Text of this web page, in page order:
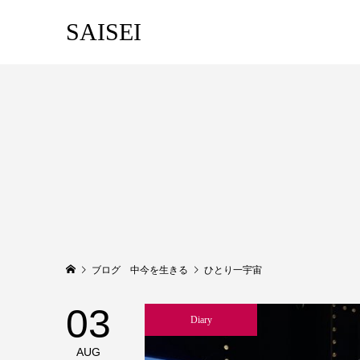
SAISEI
ブログ 中今を生きる ひとり一宇宙
03
AUG
Diary